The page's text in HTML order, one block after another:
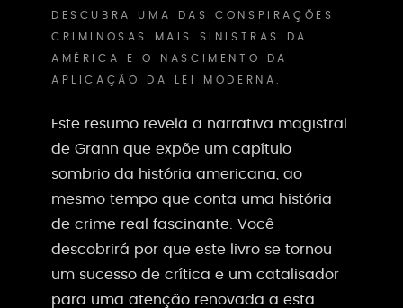
DESCUBRA UMA DAS CONSPIRAÇÕES
CRIMINOSAS MAIS SINISTRAS DA
AMÉRICA E O NASCIMENTO DA
APLICAÇÃO DA LEI MODERNA.
Este resumo revela a narrativa magistral
de Grann que expõe um capítulo
sombrio da história americana, ao
mesmo tempo que conta uma história
de crime real fascinante. Você
descobrirá por que este livro se tornou
um sucesso de crítica e um catalisador
para uma atenção renovada a esta